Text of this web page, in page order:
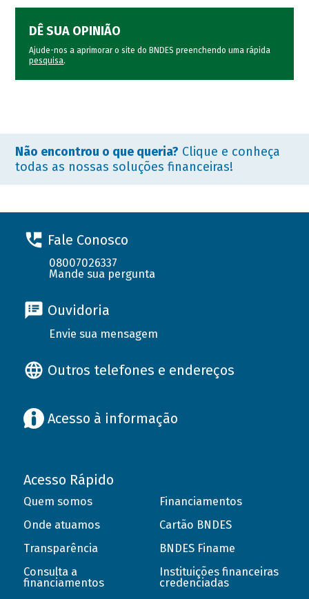
DÊ SUA OPINIÃO
Ajude-nos a aprimorar o site do BNDES preenchendo uma rápida
pesquisa.
Não encontrou o que queria? Clique e conheça
todas as nossas soluções financeiras!
Fale Conosco
08007026337
Mande sua pergunta
Ouvidoria
Envie sua mensagem
Outros telefones e endereços
Acesso à informação
Acesso Rápido
Quem somos
Onde atuamos
Transparência
Consulta a
financiamentos
Financiamentos
Cartão BNDES
BNDES Finame
Instituições financeiras
credenciadas